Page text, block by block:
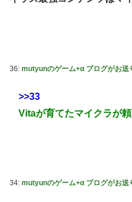
36: mutyunのゲーム+α ブログがお送
>>33
Vitaが育てたマイクラが
34: mutyunのゲーム+α ブログがお送